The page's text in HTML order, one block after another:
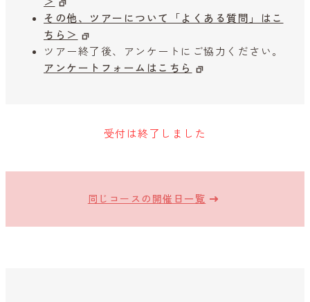
その他、ツアーについて「よくある質問」はこ
ちら＞
ツアー終了後、アンケートにご協力ください。
アンケートフォームはこちら
受付は終了しました
同じコースの開催日一覧